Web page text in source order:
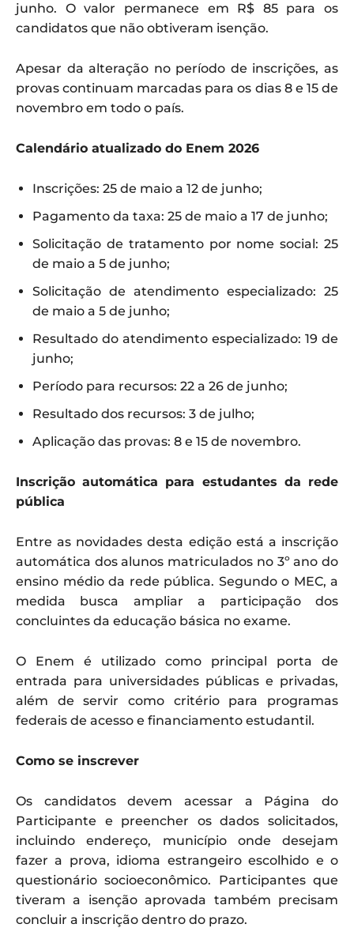
junho. O valor permanece em R$ 85 para os
candidatos que não obtiveram isenção.
Apesar da alteração no período de inscrições, as
provas continuam marcadas para os dias 8 e 15 de
novembro em todo o país.
Calendário atualizado do Enem 2026
Inscrições: 25 de maio a 12 de junho;
Pagamento da taxa: 25 de maio a 17 de junho;
Solicitação de tratamento por nome social: 25
de maio a 5 de junho;
Solicitação de atendimento especializado: 25
de maio a 5 de junho;
Resultado do atendimento especializado: 19 de
junho;
Período para recursos: 22 a 26 de junho;
Resultado dos recursos: 3 de julho;
Aplicação das provas: 8 e 15 de novembro.
Inscrição automática para estudantes da rede
pública
Entre as novidades desta edição está a inscrição
automática dos alunos matriculados no 3º ano do
ensino médio da rede pública. Segundo o MEC, a
medida busca ampliar a participação dos
concluintes da educação básica no exame.
O Enem é utilizado como principal porta de
entrada para universidades públicas e privadas,
além de servir como critério para programas
federais de acesso e financiamento estudantil.
Como se inscrever
Os candidatos devem acessar a Página do
Participante e preencher os dados solicitados,
incluindo endereço, município onde desejam
fazer a prova, idioma estrangeiro escolhido e o
questionário socioeconômico. Participantes que
tiveram a isenção aprovada também precisam
concluir a inscrição dentro do prazo.